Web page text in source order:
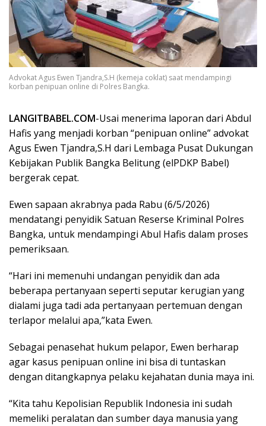
Advokat Agus Ewen Tjandra,S.H (kemeja coklat) saat mendampingi
korban penipuan online di Polres Bangka.
LANGITBABEL.COM-Usai menerima laporan dari Abdul
Hafis yang menjadi korban “penipuan online” advokat
Agus Ewen Tjandra,S.H dari Lembaga Pusat Dukungan
Kebijakan Publik Bangka Belitung (elPDKP Babel)
bergerak cepat.
Ewen sapaan akrabnya pada Rabu (6/5/2026)
mendatangi penyidik Satuan Reserse Kriminal Polres
Bangka, untuk mendampingi Abul Hafis dalam proses
pemeriksaan.
“Hari ini memenuhi undangan penyidik dan ada
beberapa pertanyaan seperti seputar kerugian yang
dialami juga tadi ada pertanyaan pertemuan dengan
terlapor melalui apa,”kata Ewen.
Sebagai penasehat hukum pelapor, Ewen berharap
agar kasus penipuan online ini bisa di tuntaskan
dengan ditangkapnya pelaku kejahatan dunia maya ini.
“Kita tahu Kepolisian Republik Indonesia ini sudah
memeliki peralatan dan sumber daya manusia yang